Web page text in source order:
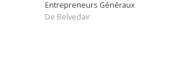
Entrepreneurs Généraux
De Belvedair